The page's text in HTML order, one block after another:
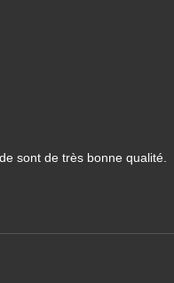
sont de très bonne qualité.